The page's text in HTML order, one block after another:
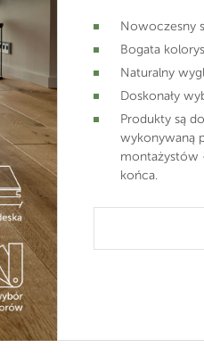
Nowoczesny
Bogata
Naturalny
Doskonały
Produkty są
wykonywaną
montażystów
końca.